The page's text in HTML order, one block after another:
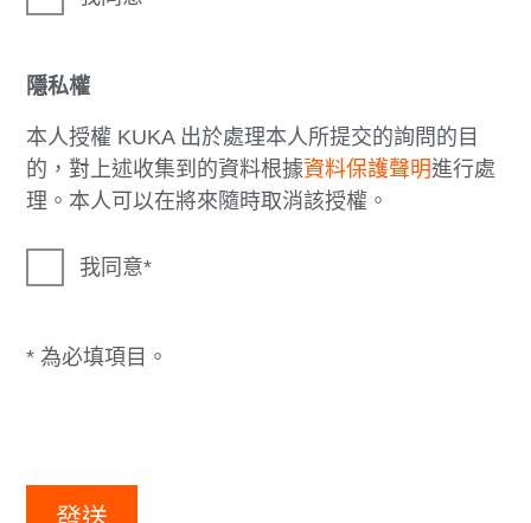
隱私權
本人授權 KUKA 出於處理本人所提交的詢問的目
的，對上述收集到的資料根據資料保護聲明進行處
理。本人可以在將來隨時取消該授權。
我同意
* 為必填項目。